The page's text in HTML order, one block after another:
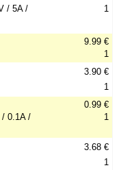
/ 5A /
1
9.99 €
1
3.90 €
1
/ 0.1A /
0.99 €
1
3.68 €
1